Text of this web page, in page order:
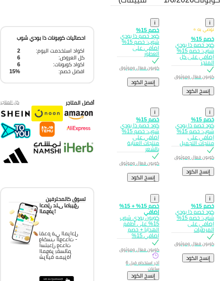
i
نوصي به ⭐
خصم 15%
كود خصم ذا بودي
شوب: خصم 15%
إضافي على كل
المتجر
كوبون فعال وموثوق
إِنسخ الكود
i
خصم 15%
كود خصم ذا بودي
شوب: خصم 15%
إضافي على
العطور
كوبون فعال وموثوق
إِنسخ الكود
i
خصم 15%
كود خصم ذا بودي
شوب: خصم 15%
إضافي على
منتجات التجميل
كوبون فعال وموثوق
إِنسخ الكود
i
خصم 15%
كود خصم ذا بودي
شوب: خصم 15%
إضافي على
منتجات العناية
بالشعر
كوبون فعال وموثوق
إِنسخ الكود
i
خصم 15%
كود خصم ذا بودي
شوب: خصم 15%
إضافي على
المرطبات
كوبون فعال وموثوق
إِنسخ الكود
i
خصم 15% + 15%
إضافي
كوبون بودي شوب
15% على أطقم
الهدايا + خصم
إضافي 15%
كوبون فعال وموثوق
آخر استخدام قبل 6
ساعات
إِنسخ الكود
احصائيات كوبونات ذا بودي شوب
اكواد استخدمت اليوم:
كل العروض:
اكواد كوبونات:
افضل خصم: 15%
أفضل المتاجر كل المتاجر
تسوق كالمحترفين
احصل على تطبيق
الموفر!
تقدم في المراحل
واكسب الوحدات -
استبدل وحدات
الموفر بقسائم
شرائية مميزة!